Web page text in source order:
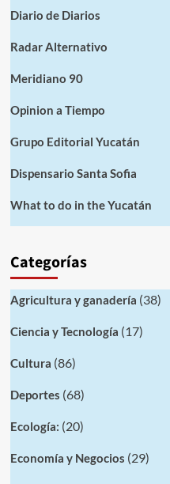
Diario de Diarios
Radar Alternativo
Meridiano 90
Opinion a Tiempo
Grupo Editorial Yucatán
Dispensario Santa Sofia
What to do in the Yucatán
Categorías
Agricultura y ganadería (38)
Ciencia y Tecnología (17)
Cultura (86)
Deportes (68)
Ecología: (20)
Economía y Negocios (29)